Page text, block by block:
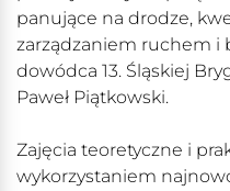
panujące na drodze,
zarządzaniem ruchem i
dowódca 13. Śląskiej
Paweł Piątkowski.
Zajęcia teoretyczne i
wykorzystaniem